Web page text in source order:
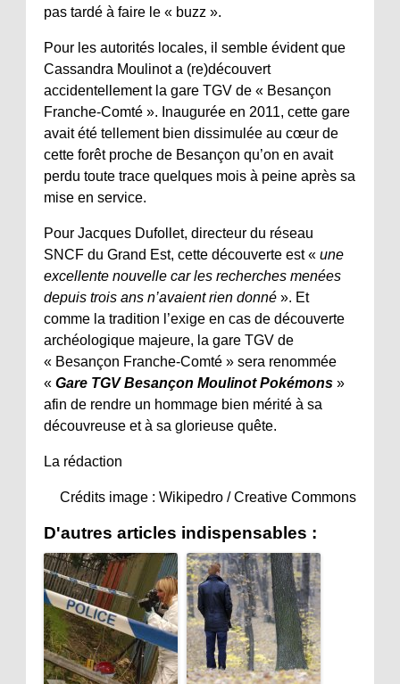
pas tardé à faire le « buzz ».
Pour les autorités locales, il semble évident que
Cassandra Moulinot a (re)découvert
accidentellement la gare TGV de « Besançon
Franche-Comté ». Inaugurée en 2011, cette gare
avait été tellement bien dissimulée au cœur de
cette forêt proche de Besançon qu’on en avait
perdu toute trace quelques mois à peine après sa
mise en service.
Pour Jacques Dufollet, directeur du réseau
SNCF du Grand Est, cette découverte est « une
excellente nouvelle car les recherches menées
depuis trois ans n’avaient rien donné ». Et
comme la tradition l’exige en cas de découverte
archéologique majeure, la gare TGV de
« Besançon Franche-Comté » sera renommée
« Gare TGV Besançon Moulinot Pokémons »
afin de rendre un hommage bien mérité à sa
découvreuse et à sa glorieuse quête.
La rédaction
Crédits image : Wikipedro / Creative Commons
D'autres articles indispensables :